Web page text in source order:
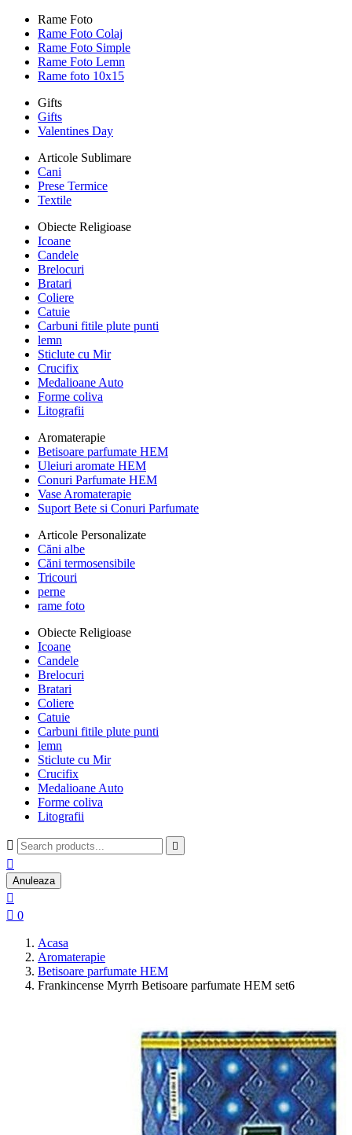
Rame Foto
Rame Foto Colaj
Rame Foto Simple
Rame Foto Lemn
Rame foto 10x15
Gifts
Gifts
Valentines Day
Articole Sublimare
Cani
Prese Termice
Textile
Obiecte Religioase
Icoane
Candele
Brelocuri
Bratari
Coliere
Catuie
Carbuni fitile plute punti
lemn
Sticlute cu Mir
Crucifix
Medalioane Auto
Forme coliva
Litografii
Aromaterapie
Betisoare parfumate HEM
Uleiuri aromate HEM
Conuri Parfumate HEM
Vase Aromaterapie
Suport Bete si Conuri Parfumate
Articole Personalizate
Căni albe
Căni termosensibile
Tricouri
perne
rame foto
Obiecte Religioase
Icoane
Candele
Brelocuri
Bratari
Coliere
Catuie
Carbuni fitile plute punti
lemn
Sticlute cu Mir
Crucifix
Medalioane Auto
Forme coliva
Litografii
 

Anuleaza

 0
Acasa
Aromaterapie
Betisoare parfumate HEM
Frankincense Myrrh Betisoare parfumate HEM set6